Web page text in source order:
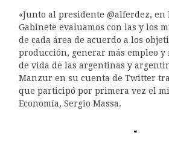
«Junto al presidente @alferdez,
Gabinete evaluamos con las y los
de cada área de acuerdo a los
producción, generar más empleo
de vida de las argentinas y
Manzur en su cuenta de Twitter
que participó por primera vez el
Economía, Sergio Massa.